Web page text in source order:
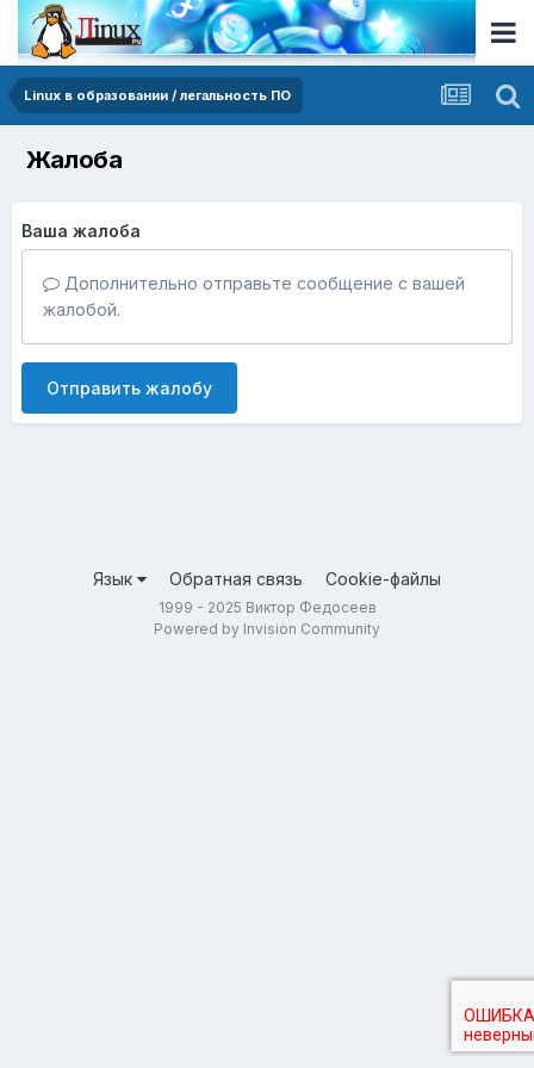
Linux в образовании / легальность ПО
Жалоба
Ваша жалоба
Дополнительно отправьте сообщение с вашей
жалобой.
Отправить жалобу
Язык Обратная связь Cookie-файлы
1999 - 2025 Виктор Федосеев
Powered by Invision Community